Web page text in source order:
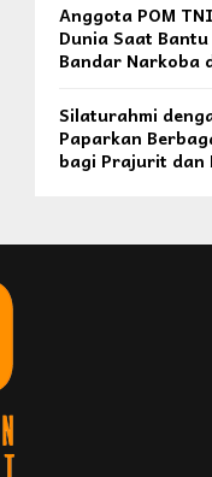
Anggota POM
Dunia Saat
Bandar Narkoba
Silaturahmi
Paparkan
bagi Prajurit dan